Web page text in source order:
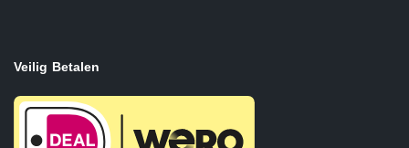
Veilig Betalen